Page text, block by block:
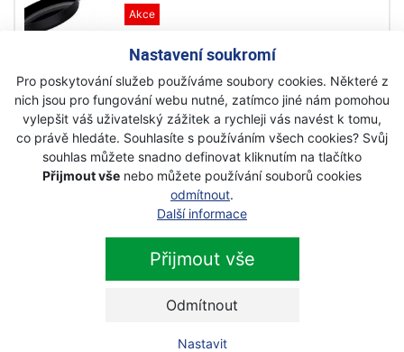
Nastavení soukromí
Pro poskytování služeb používáme soubory cookies. Některé z
nich jsou pro fungování webu nutné, zatímco jiné nám pomohou
vylepšit váš uživatelský zážitek a rychleji vás navést k tomu,
co právě hledáte. Souhlasíte s používáním všech cookies? Svůj
souhlas můžete snadno definovat kliknutím na tlačítko
Přijmout vše nebo můžete používání souborů cookies
odmítnout.
Další informace
Přijmout vše
Odmítnout
Nastavit
Akce
3 340 Kč
2 399 Kč s DPH
Fiskars Pánev 28cm All Steel
1023761
Na objednávku
2 380 Kč
2 025 Kč s DPH
Fiskars Rendlík 24 cm s poklicí
Rotisser 1023751